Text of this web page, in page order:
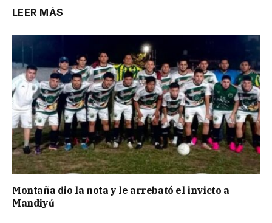
LEER MÁS
Montaña dio la nota y le arrebató el invicto a
Mandiyú